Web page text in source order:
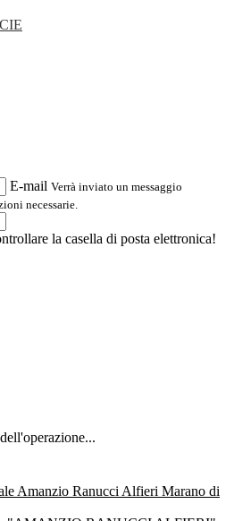
E-mail Verrà inviato un messaggio
necessarie.
la casella di posta elettronica!